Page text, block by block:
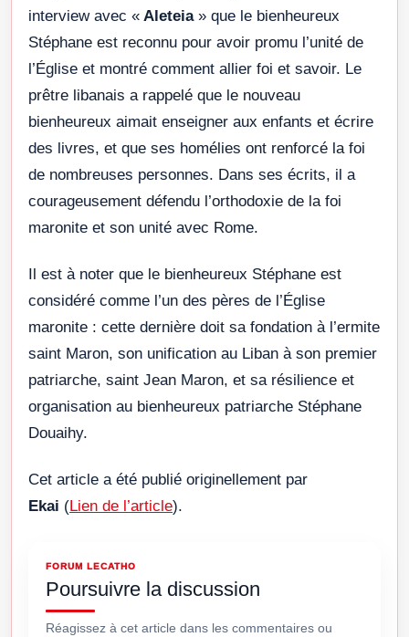
interview avec « Aleteia » que le bienheureux
Stéphane est reconnu pour avoir promu l’unité de
l’Église et montré comment allier foi et savoir. Le
prêtre libanais a rappelé que le nouveau
bienheureux aimait enseigner aux enfants et écrire
des livres, et que ses homélies ont renforcé la foi
de nombreuses personnes. Dans ses écrits, il a
courageusement défendu l’orthodoxie de la foi
maronite et son unité avec Rome.
Il est à noter que le bienheureux Stéphane est
considéré comme l’un des pères de l’Église
maronite : cette dernière doit sa fondation à l’ermite
saint Maron, son unification au Liban à son premier
patriarche, saint Jean Maron, et sa résilience et
organisation au bienheureux patriarche Stéphane
Douaihy.
Cet article a été publié originellement par
Ekai (Lien de l’article).
FORUM LECATHO
Poursuivre la discussion
Réagissez à cet article dans les commentaires ou